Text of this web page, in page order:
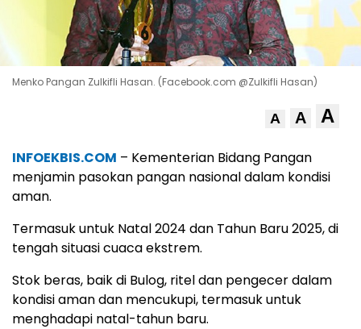
Menko Pangan Zulkifli Hasan. (Facebook.com @Zulkifli Hasan)
A A A
INFOEKBIS.COM – Kementerian Bidang Pangan
menjamin pasokan pangan nasional dalam kondisi
aman.
Termasuk untuk Natal 2024 dan Tahun Baru 2025, di
tengah situasi cuaca ekstrem.
Stok beras, baik di Bulog, ritel dan pengecer dalam
kondisi aman dan mencukupi, termasuk untuk
menghadapi natal-tahun baru.